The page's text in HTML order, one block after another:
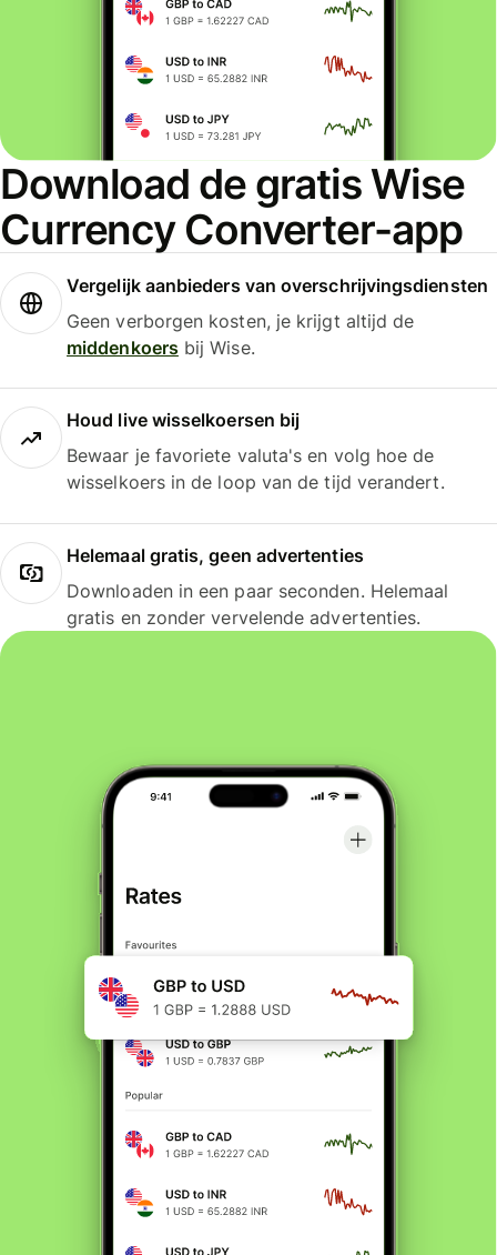
Download de gratis Wise
Currency Converter-app
Vergelijk aanbieders van overschrijvingsdiensten
Geen verborgen kosten, je krijgt altijd de
middenkoersbij Wise.
Houd live wisselkoersen bij
Bewaar je favoriete valuta's en volg hoe de
wisselkoers in de loop van de tijd verandert.
Helemaal gratis, geen advertenties
Downloaden in een paar seconden. Helemaal
gratis en zonder vervelende advertenties.